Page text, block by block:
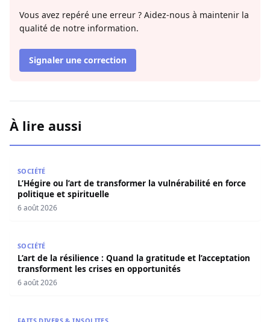
Vous avez repéré une erreur ? Aidez-nous à maintenir la
qualité de notre information.
Signaler une correction
À lire aussi
SOCIÉTÉ
L’Hégire ou l’art de transformer la vulnérabilité en force
politique et spirituelle
6 août 2026
SOCIÉTÉ
L’art de la résilience : Quand la gratitude et l’acceptation
transforment les crises en opportunités
6 août 2026